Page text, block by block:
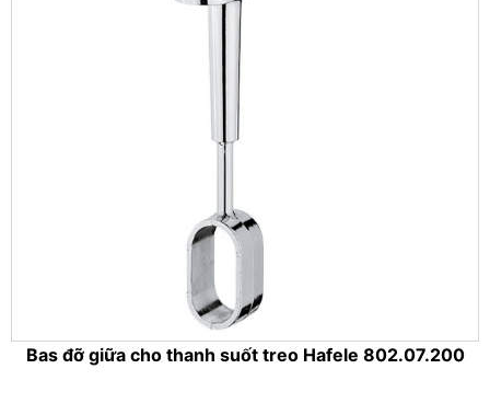
Bas đỡ giữa cho thanh suốt treo Hafele 802.07.200